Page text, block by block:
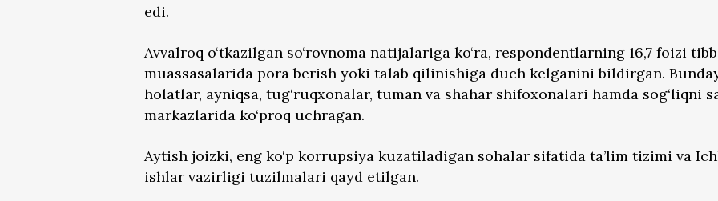
edi.
Avvalroq o‘tkazilgan so‘rovnoma natijalariga ko‘ra, respondentlarning 16,7 foizi
muassasalarida pora berish yoki talab qilinishiga duch kelganini bildirgan.
holatlar, ayniqsa, tug‘ruqxonalar, tuman va shahar shifoxonalari hamda sog‘liqni
markazlarida ko‘proq uchragan.
Aytish joizki, eng ko‘p korrupsiya kuzatiladigan sohalar sifatida ta’lim tizimi va
ishlar vazirligi tuzilmalari qayd etilgan.